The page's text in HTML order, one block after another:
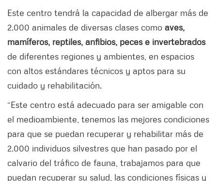
Este centro tendrá la capacidad de albergar más de
2.000 animales de diversas clases como aves,
mamíferos, reptiles, anfibios, peces e invertebrados
de diferentes regiones y ambientes, en espacios
con altos estándares técnicos y aptos para su
cuidado y rehabilitación.
“Este centro está adecuado para ser amigable con
el medioambiente, tenemos las mejores condiciones
para que se puedan recuperar y rehabilitar más de
2.000 individuos silvestres que han pasado por el
calvario del tráfico de fauna, trabajamos para que
puedan recuperar su salud, las condiciones físicas y